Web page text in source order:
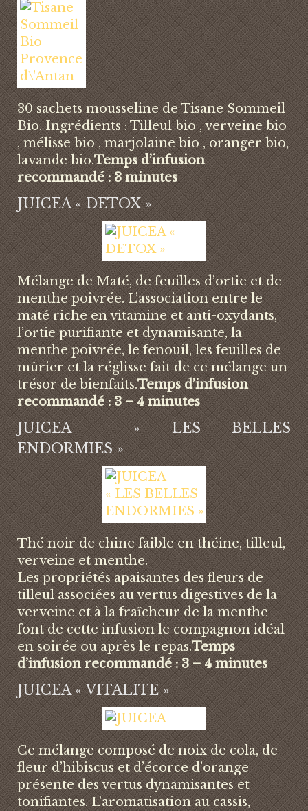
30 sachets mousseline de Tisane Sommeil
Bio. Ingrédients : Tilleul bio , verveine bio
, mélisse bio , marjolaine bio , oranger bio,
lavande bio.Temps d’infusion
recommandé : 3 minutes
JUICEA « DETOX »
Mélange de Maté, de feuilles d’ortie et de
menthe poivrée. L’association entre le
maté riche en vitamine et anti-oxydants,
l’ortie purifiante et dynamisante, la
menthe poivrée, le fenouil, les feuilles de
mûrier et la réglisse fait de ce mélange un
trésor de bienfaits.Temps d’infusion
recommandé : 3 – 4 minutes
JUICEA » LES BELLES
ENDORMIES »
Thé noir de chine faible en théine, tilleul,
verveine et menthe.
Les propriétés apaisantes des fleurs de
tilleul associées au vertus digestives de la
verveine et à la fraîcheur de la menthe
font de cette infusion le compagnon idéal
en soirée ou après le repas.Temps
d’infusion recommandé : 3 – 4 minutes
JUICEA « VITALITE »
Ce mélange composé de noix de cola, de
fleur d’hibiscus et d’écorce d’orange
présente des vertus dynamisantes et
tonifiantes. L’aromatisation au cassis,